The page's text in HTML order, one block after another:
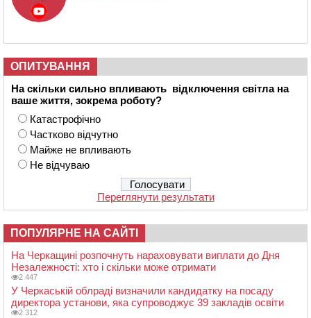
ОПИТУВАННЯ
На скільки сильно впливають відключення світла на
ваше життя, зокрема роботу?
Катастрофічно
Частково відчутно
Майже не впливають
Не відчуваю
Переглянути результати
ПОПУЛЯРНЕ НА САЙТІ
На Черкащині розпочнуть нараховувати виплати до Дня
Незалежності: хто і скільки може отримати
2 447
У Черкаській облраді визначили кандидатку на посаду
директора установи, яка супроводжує 39 закладів освіти
2 312